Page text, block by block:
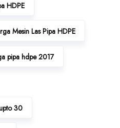
HDPE
Mesin Las Pipa HDPE
pipa hdpe 2017
30